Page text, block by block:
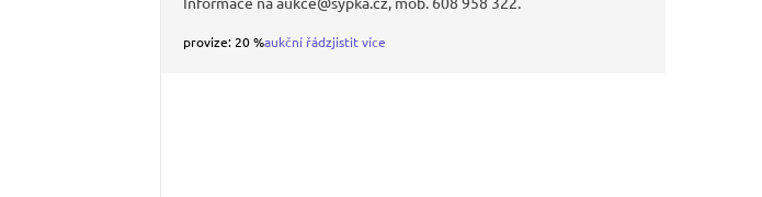
provize: 20 %aukční řádzjistit více